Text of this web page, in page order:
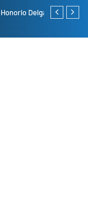
Delgado
Cambio de